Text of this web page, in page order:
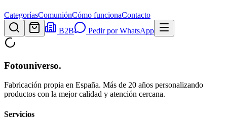
CategoríasComuniónCómo funcionaContacto
B2B
Pedir por WhatsApp
Fotouniverso.
Fabricación propia en España. Más de 20 años personalizando
productos con la mejor calidad y atención cercana.
Servicios